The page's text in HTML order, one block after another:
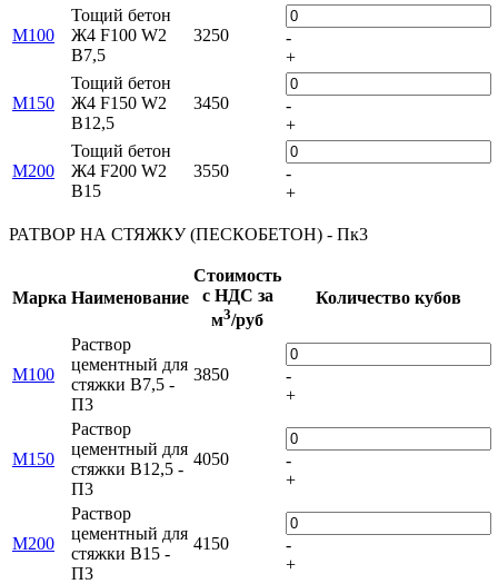
М100
Тощий бетон
Ж4 F100 W2
В7,5
3250
-
+
М150
Тощий бетон
Ж4 F150 W2
В12,5
3450
-
+
М200
Тощий бетон
Ж4 F200 W2
В15
3550
-
+
РАТВОР НА СТЯЖКУ (ПЕСКОБЕТОН) - Пк3
Марка Наименование
Стоимость
с НДС за
м3/руб
Количество кубов
М100
Раствор
цементный для
стяжки В7,5 -
П3
3850
-
+
М150
Раствор
цементный для
стяжки В12,5 -
П3
4050
-
+
М200
Раствор
цементный для
стяжки В15 -
П3
4150
-
+